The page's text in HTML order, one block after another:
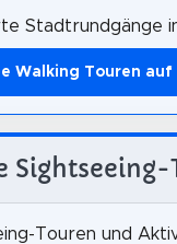
Stadtrundgänge
Walking Touren auf
Sightseeing-
Touren und